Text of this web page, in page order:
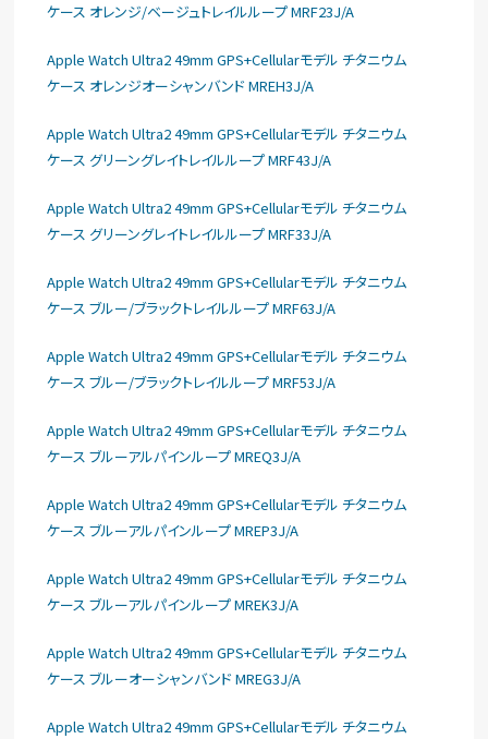
ケース オレンジ/ベージュトレイルループ MRF23J/A
Apple Watch Ultra2 49mm GPS+Cellularモデル チタニウム
ケース オレンジオーシャンバンド MREH3J/A
Apple Watch Ultra2 49mm GPS+Cellularモデル チタニウム
ケース グリーングレイトレイルループ MRF43J/A
Apple Watch Ultra2 49mm GPS+Cellularモデル チタニウム
ケース グリーングレイトレイルループ MRF33J/A
Apple Watch Ultra2 49mm GPS+Cellularモデル チタニウム
ケース ブルー/ブラックトレイルループ MRF63J/A
Apple Watch Ultra2 49mm GPS+Cellularモデル チタニウム
ケース ブルー/ブラックトレイルループ MRF53J/A
Apple Watch Ultra2 49mm GPS+Cellularモデル チタニウム
ケース ブルーアルパインループ MREQ3J/A
Apple Watch Ultra2 49mm GPS+Cellularモデル チタニウム
ケース ブルーアルパインループ MREP3J/A
Apple Watch Ultra2 49mm GPS+Cellularモデル チタニウム
ケース ブルーアルパインループ MREK3J/A
Apple Watch Ultra2 49mm GPS+Cellularモデル チタニウム
ケース ブルーオーシャンバンド MREG3J/A
Apple Watch Ultra2 49mm GPS+Cellularモデル チタニウム